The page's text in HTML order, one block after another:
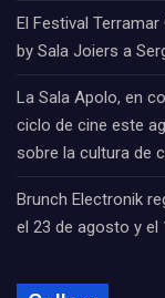
El Festival
by Sala Joiers a
La Sala Apolo, en
ciclo de cine este
sobre la cultura de
Brunch Electronik
el 23 de agosto y el